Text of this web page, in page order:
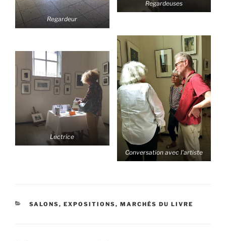
Regardeur
Regardeuses
Lectrice
Conversation avec l’artiste
CATÉGORIES
SALONS, EXPOSITIONS, MARCHÉS DU LIVRE